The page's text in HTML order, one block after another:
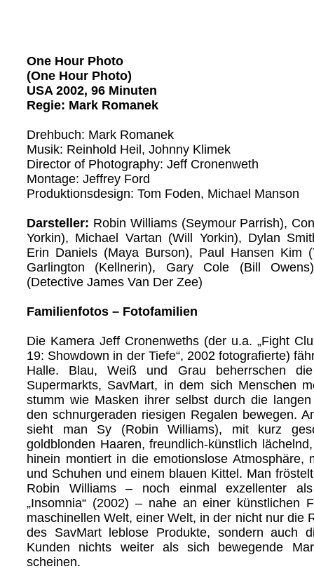
One Hour Photo
(One Hour Photo)
USA 2002, 96 Minuten
Regie: Mark Romanek
Drehbuch: Mark Romanek
Musik: Reinhold Heil, Johnny Klimek
Director of Photography: Jeff Cronenweth
Montage: Jeffrey Ford
Produktionsdesign: Tom Foden, Michael Manson
Darsteller: Robin Williams (Seymour Parrish),
Yorkin), Michael Vartan (Will Yorkin), Dylan
Erin Daniels (Maya Burson), Paul Hansen Kim
Garlington (Kellnerin), Gary Cole (Bill
(Detective James Van Der Zee)
Familienfotos – Fotofamilien
Die Kamera Jeff Cronenweths (der u.a. „Fight
19: Showdown in der Tiefe“, 2002 fotografierte)
Halle. Blau, Weiß und Grau beherrschen
Supermarkts, SavMart, in dem sich Menschen
stumm wie Masken ihrer selbst durch die
den schnurgeraden riesigen Regalen bewegen.
sieht man Sy (Robin Williams), mit kurz
goldblonden Haaren, freundlich-künstlich
hinein montiert in die emotionslose Atmosphäre,
und Schuhen und einem blauen Kittel. Man
Robin Williams – noch einmal exzellenter
„Insomnia“ (2002) – nahe an einer künstlichen
maschinellen Welt, einer Welt, in der nicht nur die
des SavMart leblose Produkte, sondern auch
Kunden nichts weiter als sich bewegende
scheinen.